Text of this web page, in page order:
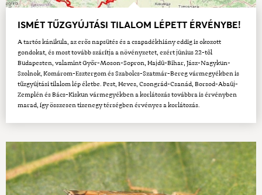
ISMÉT TŰZGYÚJTÁSI TILALOM LÉPETT ÉRVÉNYBE!
A tartós kánikula, az erős napsütés és a csapadékhiány eddig is okozott
gondokat, és most tovább szárítja a növényzetet, ezért június 22-től
Budapesten, valamint Győr-Moson-Sopron, Hajdú-Bihar, Jász-Nagykun-
Szolnok, Komárom-Esztergom és Szabolcs-Szatmár-Bereg vármegyékben is
tűzgyújtási tilalom lép életbe. Pest, Heves, Csongrád-Csanád, Borsod-Abaúj-
Zemplén és Bács-Kiskun vármegyékben a korlátozás továbbra is érvényben
marad, így összesen tizenegy térségben érvényes a korlátozás.